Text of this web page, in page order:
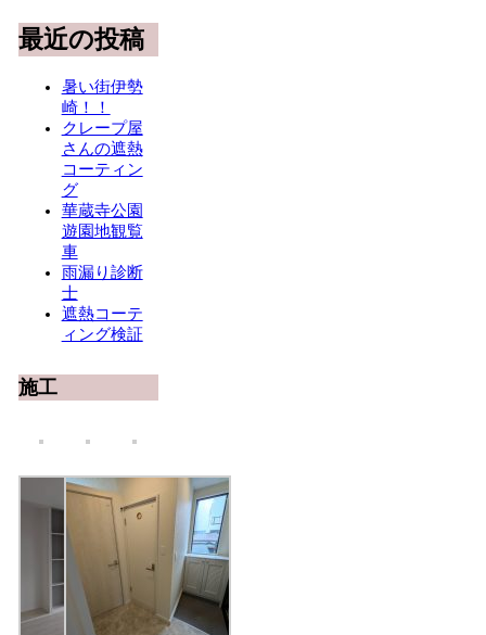
最近の投稿
暑い街伊勢
崎！！
クレープ屋
さんの遮熱
コーティン
グ
華蔵寺公園
遊園地観覧
車
雨漏り診断
士
遮熱コーテ
ィング検証
施工